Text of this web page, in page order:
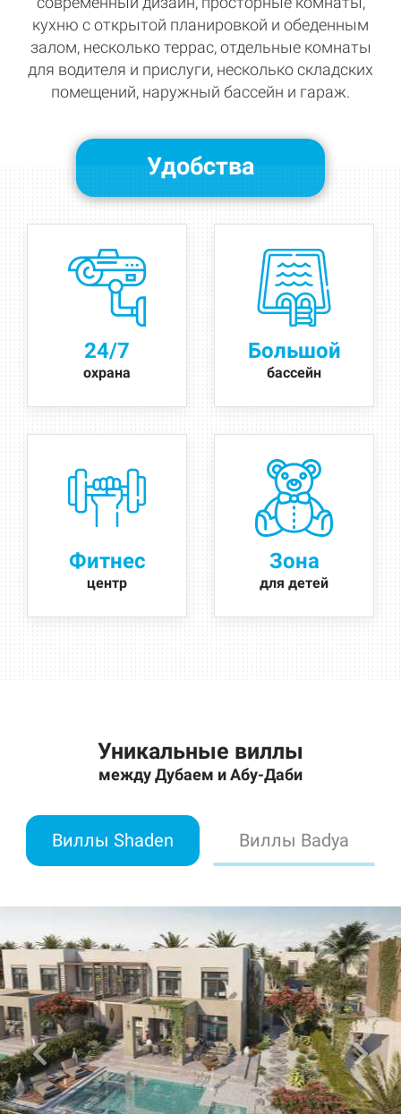
кухню с открытой планировкой и обеденным
залом, несколько террас, отдельные комнаты
для водителя и прислуги, несколько складских
помещений, наружный бассейн и гараж.
Удобства
24/7
охрана
Большой
бассейн
Фитнес
центр
Зона
для детей
Уникальные виллы
между Дубаем и Абу-Даби
Виллы Shaden Виллы Badya